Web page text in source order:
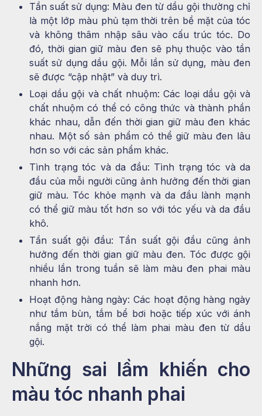
Tần suất sử dụng: Màu đen từ dầu gội thường chỉ
là một lớp màu phủ tạm thời trên bề mặt của tóc
và không thâm nhập sâu vào cấu trúc tóc. Do
đó, thời gian giữ màu đen sẽ phụ thuộc vào tần
suất sử dụng dầu gội. Mỗi lần sử dụng, màu đen
sẽ được “cập nhật” và duy trì.
Loại dầu gội và chất nhuộm: Các loại dầu gội và
chất nhuộm có thể có công thức và thành phần
khác nhau, dẫn đến thời gian giữ màu đen khác
nhau. Một số sản phẩm có thể giữ màu đen lâu
hơn so với các sản phẩm khác.
Tình trạng tóc và da đầu: Tình trạng tóc và da
đầu của mỗi người cũng ảnh hưởng đến thời gian
giữ màu. Tóc khỏe mạnh và da đầu lành mạnh
có thể giữ màu tốt hơn so với tóc yếu và da đầu
khô.
Tần suất gội đầu: Tần suất gội đầu cũng ảnh
hưởng đến thời gian giữ màu đen. Tóc được gội
nhiều lần trong tuần sẽ làm màu đen phai màu
nhanh hơn.
Hoạt động hàng ngày: Các hoạt động hàng ngày
như tắm bùn, tắm bể bơi hoặc tiếp xúc với ánh
nắng mặt trời có thể làm phai màu đen từ dầu
gội.
Những sai lầm khiến cho
màu tóc nhanh phai